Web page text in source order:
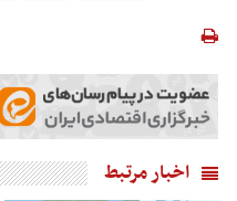
اخبار مرتبط